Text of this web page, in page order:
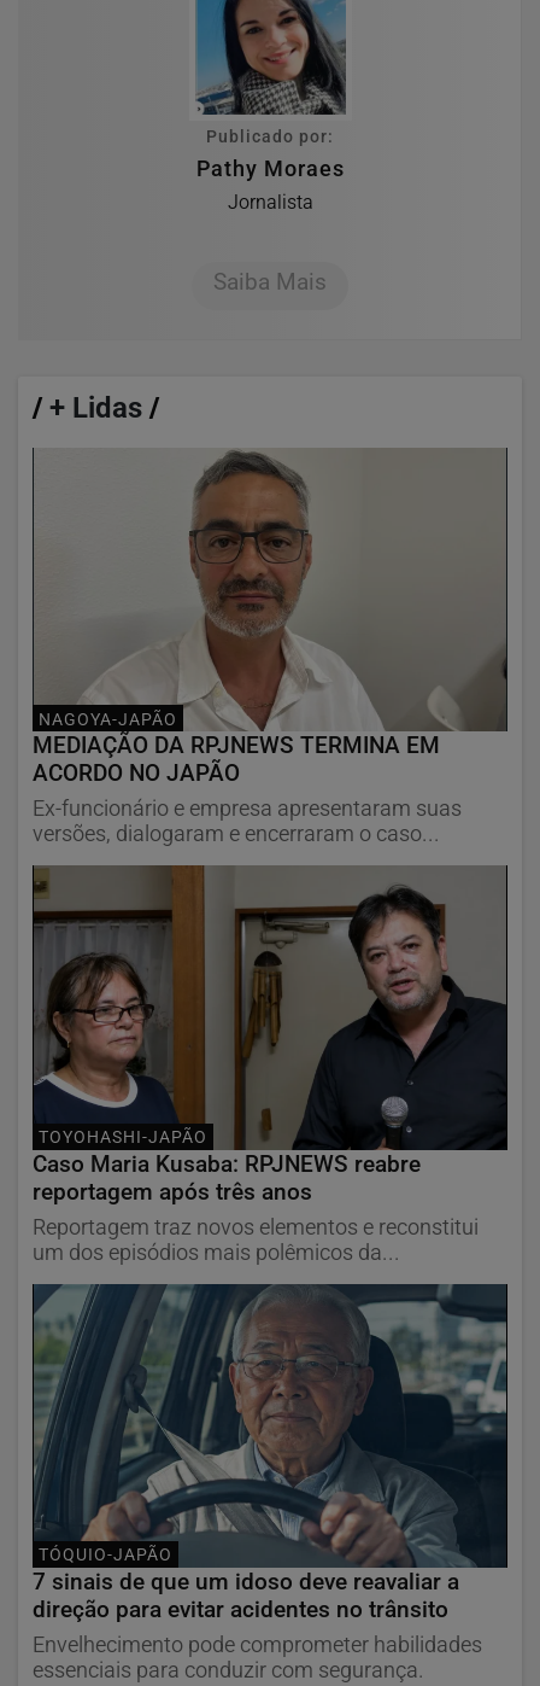
Publicado por:
Pathy Moraes
Jornalista
Saiba Mais
/ + Lidas /
NAGOYA-JAPÃO
MEDIAÇÃO DA RPJNEWS TERMINA EM
ACORDO NO JAPÃO
Ex-funcionário e empresa apresentaram suas
versões, dialogaram e encerraram o caso...
TOYOHASHI-JAPÃO
Caso Maria Kusaba: RPJNEWS reabre
reportagem após três anos
Reportagem traz novos elementos e reconstitui
um dos episódios mais polêmicos da...
TÓQUIO-JAPÃO
7 sinais de que um idoso deve reavaliar a
direção para evitar acidentes no trânsito
Envelhecimento pode comprometer habilidades
essenciais para conduzir com segurança.